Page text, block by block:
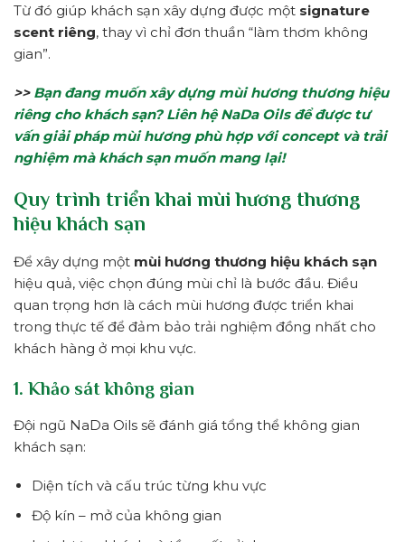
Từ đó giúp khách sạn xây dựng được một signature
scent riêng, thay vì chỉ đơn thuần “làm thơm không
gian”.
>> Bạn đang muốn xây dựng mùi hương thương hiệu
riêng cho khách sạn? Liên hệ NaDa Oils để được tư
vấn giải pháp mùi hương phù hợp với concept và trải
nghiệm mà khách sạn muốn mang lại!
Quy trình triển khai mùi hương thương
hiệu khách sạn
Để xây dựng một mùi hương thương hiệu khách sạn
hiệu quả, việc chọn đúng mùi chỉ là bước đầu. Điều
quan trọng hơn là cách mùi hương được triển khai
trong thực tế để đảm bảo trải nghiệm đồng nhất cho
khách hàng ở mọi khu vực.
1. Khảo sát không gian
Đội ngũ NaDa Oils sẽ đánh giá tổng thể không gian
khách sạn:
Diện tích và cấu trúc từng khu vực
Độ kín – mở của không gian